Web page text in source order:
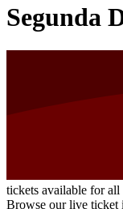
Segunda
tickets available for all
Browse our live ticket